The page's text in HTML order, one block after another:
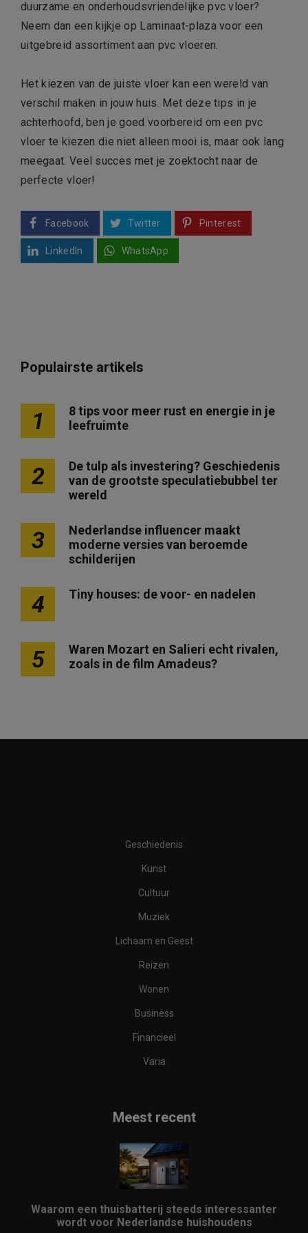
duurzame en onderhoudsvriendelijke pvc vloer?
Neem dan een kijkje op Laminaat-plaza voor een
uitgebreid assortiment aan pvc vloeren.
Het kiezen van de juiste vloer kan een wereld van
verschil maken in jouw huis. Met deze tips in je
achterhoofd, ben je goed voorbereid om een pvc
vloer te kiezen die niet alleen mooi is, maar ook lang
meegaat. Veel succes met je zoektocht naar de
perfecte vloer!
Facebook Twitter Pinterest
LinkedIn WhatsApp
Populairste artikels
1
8 tips voor meer rust en energie in je
leefruimte
2
De tulp als investering? Geschiedenis
van de grootste speculatiebubbel ter
wereld
3
Nederlandse influencer maakt
moderne versies van beroemde
schilderijen
4 Tiny houses: de voor- en nadelen
5
Waren Mozart en Salieri echt rivalen,
zoals in de film Amadeus?
Geschiedenis
Kunst
Cultuur
Muziek
Lichaam en Geest
Reizen
Wonen
Business
Financieel
Varia
Meest recent
Waarom een thuisbatterij steeds interessanter
wordt voor Nederlandse huishoudens